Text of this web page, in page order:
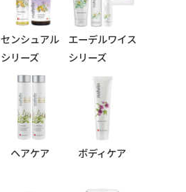
センシュアル
シリーズ
エーデルワイス
シリーズ
ヘアケア ボディケア